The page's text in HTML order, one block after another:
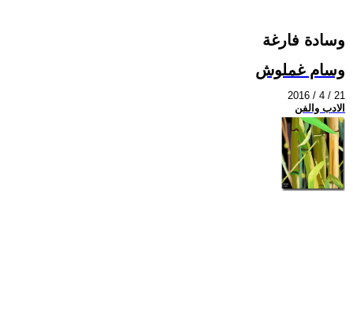
وسادة فارغة
وسام غملوش
2016 / 4 / 21
الادب والفن